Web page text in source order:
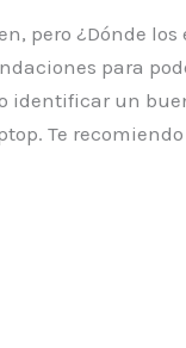
pero ¿Dónde
para
identificar un
Te